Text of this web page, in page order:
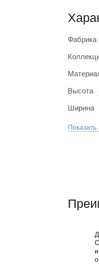
Фабрика
Высота
Ширина
Показать